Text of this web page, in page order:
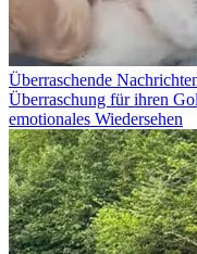
Überraschende
Überraschung für ihren
emotionales Wiedersehen